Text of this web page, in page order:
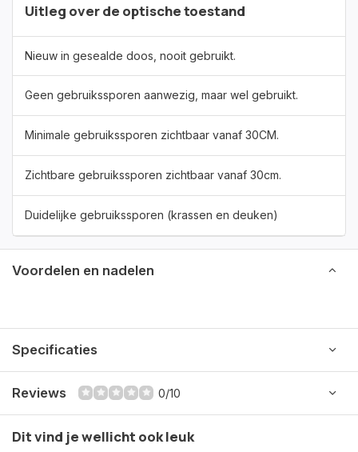
Uitleg over de optische toestand
Nieuw in gesealde doos, nooit gebruikt.
Geen gebruikssporen aanwezig, maar wel gebruikt.
Minimale gebruikssporen zichtbaar vanaf 30CM.
Zichtbare gebruikssporen zichtbaar vanaf 30cm.
Duidelijke gebruikssporen (krassen en deuken)
Voordelen en nadelen
Specificaties
Reviews 0/10
Dit vind je wellicht ook leuk